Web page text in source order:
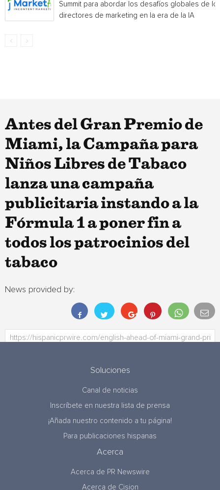
Summit para abordar los desafíos globales de
directores de marketing en la era de la IA
Antes del Gran Premio de
Miami, la Campaña para
Niños Libres de Tabaco
lanza una campaña
publicitaria instando a la
Fórmula 1 a poner fin a
todos los patrocinios del
tabaco
News provided by:
Soluciones
Canal de noticias
Inscríbete en nuestra lista de prensa
¡Añada nuestro contenido a tu página!
Para publicaciones hispanas
Acerca
Acerca de PR Newswire
Acerca de Cision